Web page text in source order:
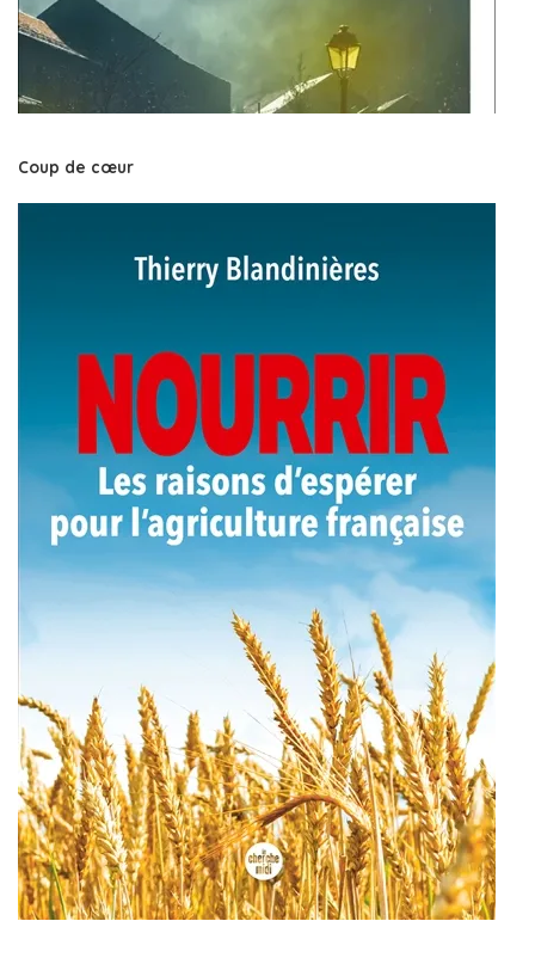
Coup de cœur